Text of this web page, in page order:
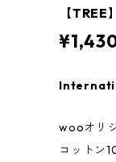
【
wooオリ
コットン